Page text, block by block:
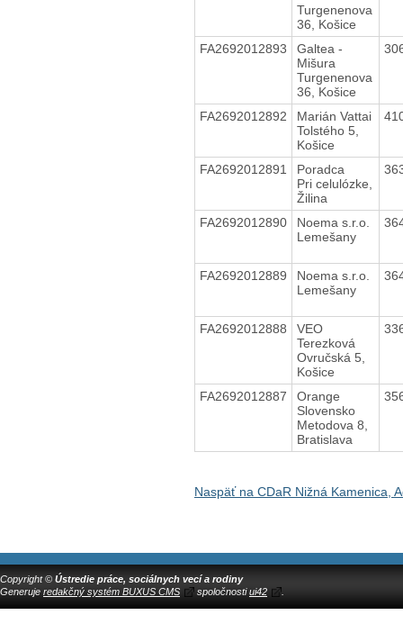
Turgenenova
36, Košice
FA2692012893
Galtea -
Mišura
Turgenenova
36, Košice
FA2692012892
Marián Vattai
Tolstého 5,
Košice
FA2692012891
Poradca
Pri celulózke,
Žilina
FA2692012890
Noema s.r.o.
Lemešany
FA2692012889
Noema s.r.o.
Lemešany
FA2692012888
VEO
Terezková
Ovručská 5,
Košice
FA2692012887
Orange
Slovensko
Metodova 8,
Bratislava
Naspäť na CDaR Nižná Kamenica,
Copyright © Ústredie práce, sociálnych vecí a rodiny
Generuje redakčný systém BUXUS CMS spoločnostiui42